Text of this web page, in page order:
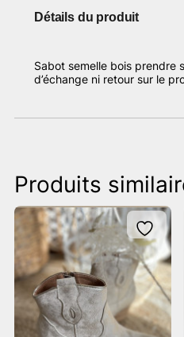
Détails du produit
Sabot semelle bois prendre
d’échange ni retour sur le
Produits